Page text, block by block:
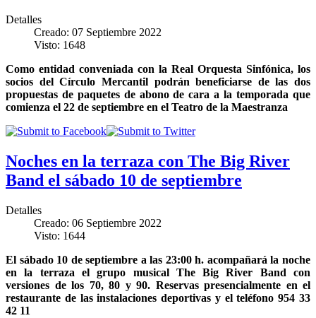
Detalles
Creado: 07 Septiembre 2022
Visto: 1648
Como entidad conveniada con la Real Orquesta Sinfónica, los
socios del Círculo Mercantil podrán beneficiarse de las dos
propuestas de paquetes de abono de cara a la temporada que
comienza el 22 de septiembre en el Teatro de la Maestranza
Noches en la terraza con The Big River
Band el sábado 10 de septiembre
Detalles
Creado: 06 Septiembre 2022
Visto: 1644
El sábado 10 de septiembre a las 23:00 h. acompañará la noche
en la terraza el grupo musical The Big River Band con
versiones de los 70, 80 y 90. Reservas presencialmente en el
restaurante de las instalaciones deportivas y el teléfono 954 33
42 11